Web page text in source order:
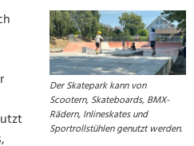
Der Skatepark kann von
Scootern, Skateboards, BMX-
Rädern, Inlineskates und
Sportrollstühlen genutzt werden.